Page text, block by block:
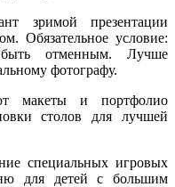
зримой презентации
Обязательное условие:
быть отменным. Лучше
фотографу.
макеты и портфолио
столов для лучшей
специальных игровых
для детей с большим